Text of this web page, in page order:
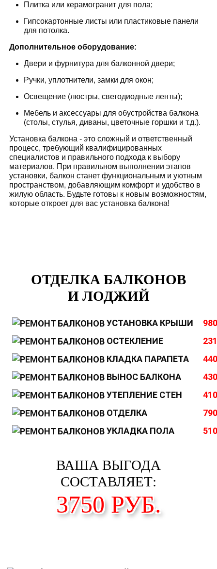
Плитка или керамогранит для пола;
Гипсокартонные листы или пластиковые панели
для потолка.
Дополнительное оборудование:
Двери и фурнитура для балконной двери;
Ручки, уплотнители, замки для окон;
Освещение (люстры, светодиодные ленты);
Мебель и аксессуары для обустройства балкона
(столы, стулья, диваны, цветочные горшки и т.д.).
Установка балкона - это сложный и ответственный
процесс, требующий квалифицированных
специалистов и правильного подхода к выбору
материалов. При правильном выполнении этапов
установки, балкон станет функциональным и уютным
пространством, добавляющим комфорт и удобство в
жилую область. Будьте готовы к новым возможностям,
которые откроет для вас установка балкона!
ОТДЕЛКА БАЛКОНОВ
И ЛОДЖИЙ
УСТАНОВКА КРЫШИ
ОСТЕКЛЕНИЕ
КЛАДКА ПАРАПЕТА
ВЫНОС БАЛКОНА
УТЕПЛЕНИЕ СТЕН
ОТДЕЛКА
УКЛАДКА ПОЛА
ВАША ВЫГОДА
СОСТАВЛЯЕТ:
3750РУБ.